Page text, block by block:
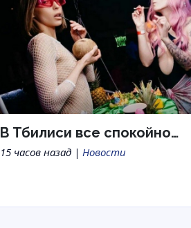
В Тбилиси все спокойно…
15 часов назад | Новости